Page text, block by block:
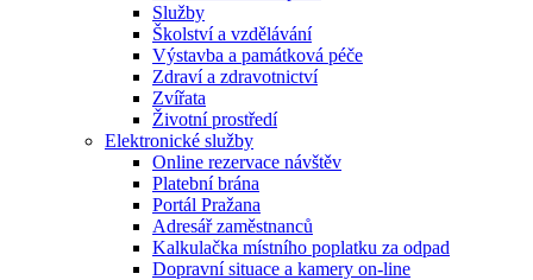
Služby
Školství a vzdělávání
Výstavba a památková péče
Zdraví a zdravotnictví
Zvířata
Životní prostředí
Elektronické služby
Online rezervace návštěv
Platební brána
Portál Pražana
Adresář zaměstnanců
Kalkulačka místního poplatku za odpad
Dopravní situace a kamery on-line